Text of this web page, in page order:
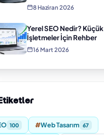
8 Haziran 2026
Yerel SEO Nedir? Küçük
İşletmeler İçin Rehber
16 Mart 2026
100 #Web Tasarım 67